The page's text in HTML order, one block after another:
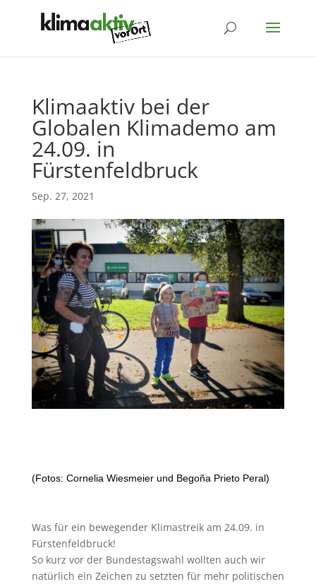
Klimaaktiv bei der
Globalen Klimademo am
24.09. in
Fürstenfeldbruck
Sep. 27, 2021
(Fotos: Cornelia Wiesmeier und Begoña Prieto Peral)
Was für ein bewegender Klimastreik am 24.09. in
Fürstenfeldbruck!
So kurz vor der Bundestagswahl wollten auch wir
natürlich ein Zeichen zu setzten für mehr politischen